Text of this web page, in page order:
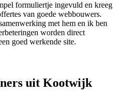
formuliertje ingevuld en kreeg
van goede webbouwers.
met hem en ik ben
worden direct
goed werkende site.
uit Kootwijk